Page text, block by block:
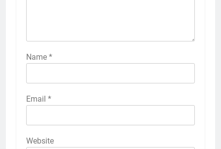
Name *
Email *
Website